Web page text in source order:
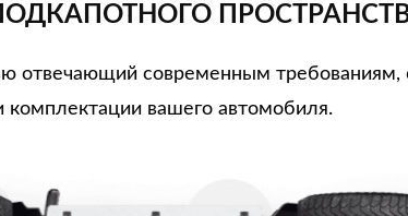
отвечающий современным требованиям,
комплектации вашего автомобиля.